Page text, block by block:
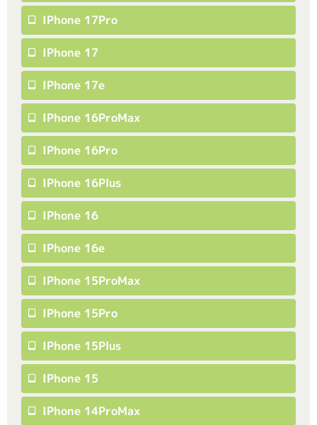
IPhone 17Pro
IPhone 17
IPhone 17e
IPhone 16ProMax
IPhone 16Pro
IPhone 16Plus
IPhone 16
IPhone 16e
IPhone 15ProMax
IPhone 15Pro
IPhone 15Plus
IPhone 15
IPhone 14ProMax